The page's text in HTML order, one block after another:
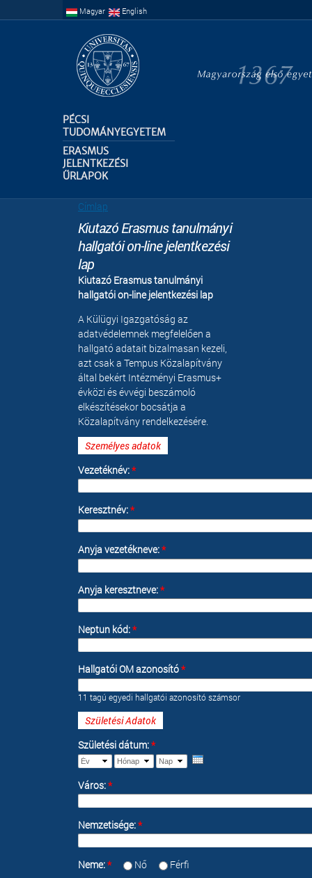
Ugrás a
tartalomra
Magyar English
PÉCSI
TUDOMÁNYEGYETEM
ERASMUS
JELENTKEZÉSI
ŰRLAPOK
Jelenlegi hely
Címlap
Kiutazó Erasmus tanulmányi
hallgatói on-line jelentkezési
lap
Kiutazó Erasmus tanulmányi
hallgatói on-line jelentkezési lap
A Külügyi Igazgatóság az
adatvédelemnek megfelelően a
hallgató adatait bizalmasan kezeli,
azt csak a Tempus Közalapítvány
által bekért Intézményi Erasmus+
évközi és évvégi beszámoló
elkészítésekor bocsátja a
Közalapítvány rendelkezésére.
Személyes adatok
Vezetéknév:*
Keresztnév:*
Anyja vezetékneve:*
Anyja keresztneve:*
Neptun kód:*
Hallgatói OM azonosító*
11 tagú egyedi hallgatói azonosító számsor
Születési Adatok
Születési dátum:*
Év
Hónap
Nap
Város:*
Nemzetisége:*
Neme:* Nő
Férfi